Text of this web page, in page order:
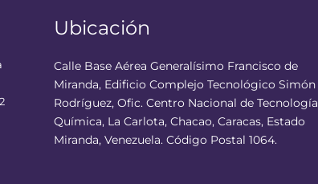
Ubicación
Calle Base Aérea Generalísimo Francisco de
Miranda, Edificio Complejo Tecnológico Simón
Rodríguez, Ofic. Centro Nacional de Tecnología
Química, La Carlota, Chacao, Caracas, Estado
Miranda, Venezuela. Código Postal 1064.